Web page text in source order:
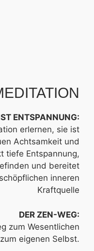
ENTSPANNUNG:
erlernen, sie ist
Achtsamkeit und
tiefe Entspannung,
und bereitet
inneren
Kraftquelle
DER ZEN-WEG:
zum Wesentlichen
eigenen Selbst.